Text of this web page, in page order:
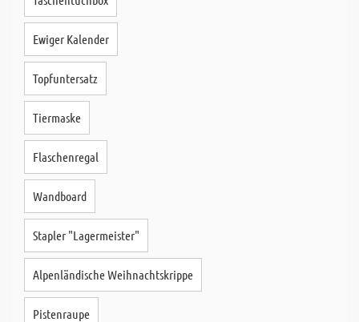
Ewiger Kalender
Topfuntersatz
Tiermaske
Flaschenregal
Wandboard
Stapler "Lagermeister"
Alpenländische Weihnachtskrippe
Pistenraupe